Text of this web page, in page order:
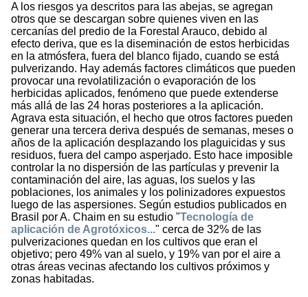
A los riesgos ya descritos para las abejas, se agregan
otros que se descargan sobre quienes viven en las
cercanías del predio de la Forestal Arauco, debido al
efecto deriva, que es la diseminación de estos herbicidas
en la atmósfera, fuera del blanco fijado, cuando se está
pulverizando. Hay además factores climáticos que pueden
provocar una revolatilización o evaporación de los
herbicidas aplicados, fenómeno que puede extenderse
más allá de las 24 horas posteriores a la aplicación.
Agrava esta situación, el hecho que otros factores pueden
generar una tercera deriva después de semanas, meses o
años de la aplicación desplazando los plaguicidas y sus
residuos, fuera del campo asperjado. Esto hace imposible
controlar la no dispersión de las partículas y prevenir la
contaminación del aire, las aguas, los suelos y las
poblaciones, los animales y los polinizadores expuestos
luego de las aspersiones. Según estudios publicados en
Brasil por A. Chaim en su estudio "Tecnología de
aplicación de Agrotóxicos..." cerca de 32% de las
pulverizaciones quedan en los cultivos que eran el
objetivo; pero 49% van al suelo, y 19% van por el aire a
otras áreas vecinas afectando los cultivos próximos y
zonas habitadas.